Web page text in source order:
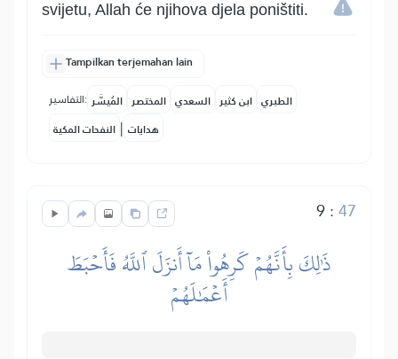
svijetu, Allah će njihova djela poništiti.
Tampilkan terjemahan lain
التفاسير: المُيسَّر المختصر السعدي ابن كثير الطبري
النفحات المكية | هدايات
9:47
ذَٰلِكَ بِأَنَّهُمۡ كَرِهُواْ مَآ أَنزَلَ ٱللَّهُ فَأَحۡبَطَ
أَعۡمَٰلَهُمۡ